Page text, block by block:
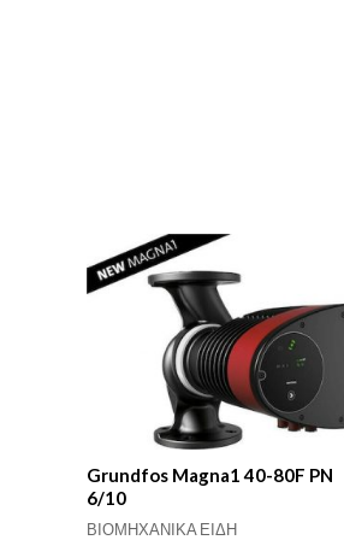
Grundfos Magna1 40-80F PN
6/10
ΒΙΟΜΗΧΑΝΙΚΑ ΕΙΔΗ